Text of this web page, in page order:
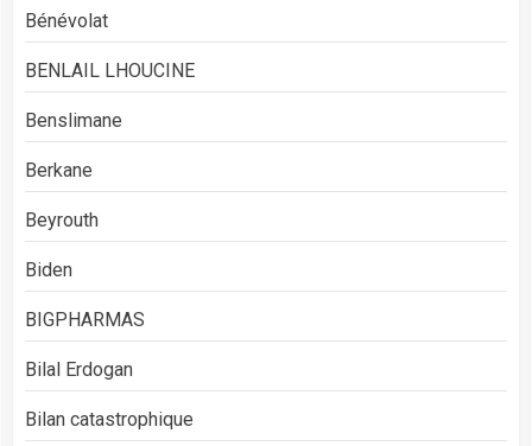
Bénévolat
BENLAIL LHOUCINE
Benslimane
Berkane
Beyrouth
Biden
BIGPHARMAS
Bilal Erdogan
Bilan catastrophique